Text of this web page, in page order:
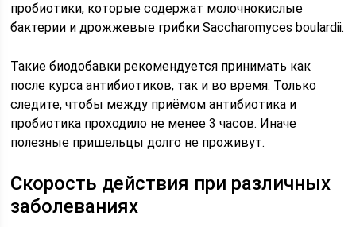
пробиотики, которые содержат молочнокислые
бактерии и дрожжевые грибки Saccharomyces boulardii.
Такие биодобавки рекомендуется принимать как
после курса антибиотиков, так и во время. Только
следите, чтобы между приёмом антибиотика и
пробиотика проходило не менее 3 часов. Иначе
полезные пришельцы долго не проживут.
Скорость действия при различных
заболеваниях